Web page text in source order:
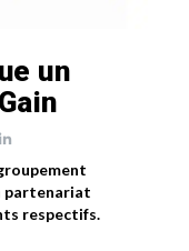
un
partenariat
respectifs.